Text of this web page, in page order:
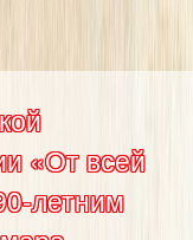
«От всей
летним